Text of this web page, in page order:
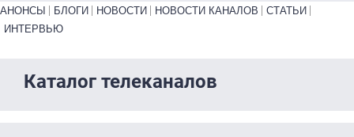
Primary links bottom
АНОНСЫ БЛОГИ НОВОСТИ НОВОСТИ КАНАЛОВ
СТАТЬИ
ИНТЕРВЬЮ
Каталог телеканалов